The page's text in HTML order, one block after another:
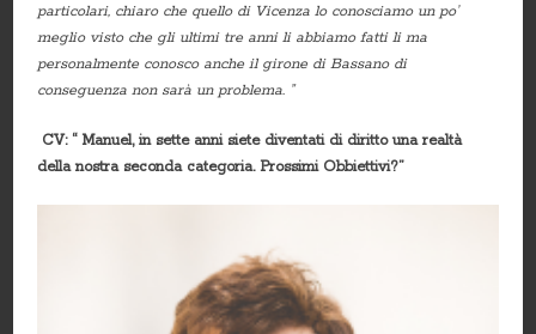
particolari, chiaro che quello di Vicenza lo conosciamo un po’
meglio visto che gli ultimi tre anni li abbiamo fatti li ma
personalmente conosco anche il girone di Bassano di
conseguenza non sarà un problema. ”
CV: “ Manuel, in sette anni siete diventati di diritto una realtà
della nostra seconda categoria. Prossimi Obbiettivi?”